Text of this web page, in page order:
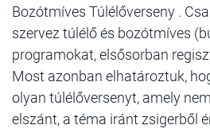
Bozótmíves Túlélőverseny .
szervez túlélő és bozótmíves
programokat, elsősorban
Most azonban elhatároztuk,
olyan túlélőversenyt, amely
elszánt, a téma iránt zsigerből